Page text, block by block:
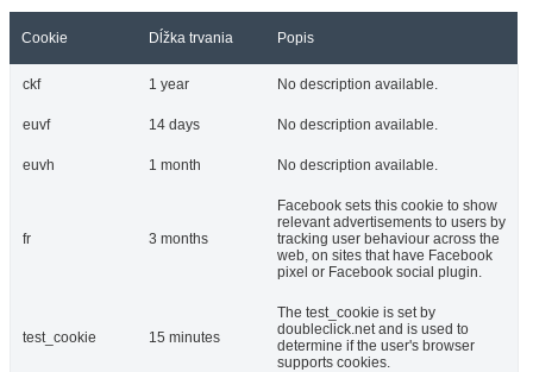
Cookie Dĺžka trvania Popis
ckf 1 year No description available.
euvf 14 days No description available.
euvh 1 month No description available.
fr 3 months
Facebook sets this cookie to show
relevant advertisements to users by
tracking user behaviour across the
web, on sites that have Facebook
pixel or Facebook social plugin.
test_cookie 15 minutes
The test_cookie is set by
doubleclick.net and is used to
determine if the user's browser
supports cookies.